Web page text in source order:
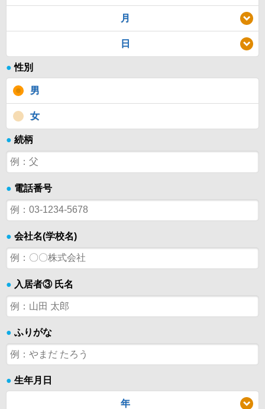
月
日
● 性別
男
女
● 続柄
● 電話番号
● 会社名(学校名)
● 入居者③ 氏名
● ふりがな
● 生年月日
年